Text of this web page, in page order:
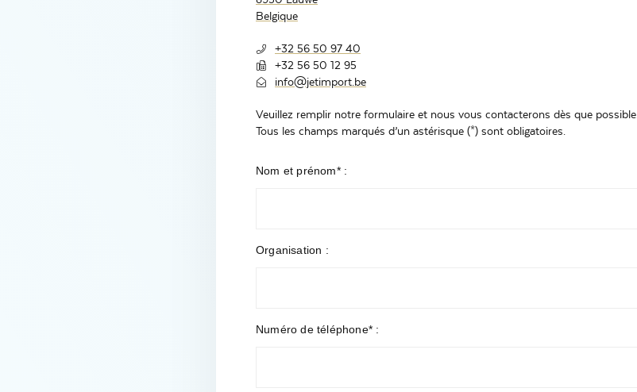
Belgique
+32 56 50 97 40
+32 56 50 12 95
info@jetimport.be
Veuillez remplir notre formulaire et nous vous contacterons dès que possible.
Tous les champs marqués d’un astérisque (*) sont obligatoires.
Nom et prénom* :
Organisation :
Numéro de téléphone* :